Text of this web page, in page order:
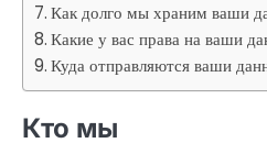
Как долго мы храним ваши
Какие у вас права на ваши
Куда отправляются ваши
Кто мы